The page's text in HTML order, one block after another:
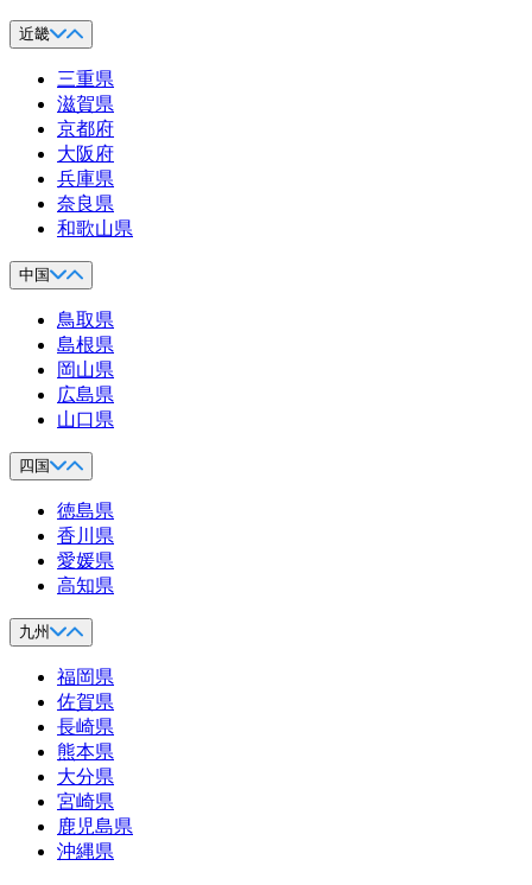
近畿
三重県
滋賀県
京都府
大阪府
兵庫県
奈良県
和歌山県
中国
鳥取県
島根県
岡山県
広島県
山口県
四国
徳島県
香川県
愛媛県
高知県
九州
福岡県
佐賀県
長崎県
熊本県
大分県
宮崎県
鹿児島県
沖縄県